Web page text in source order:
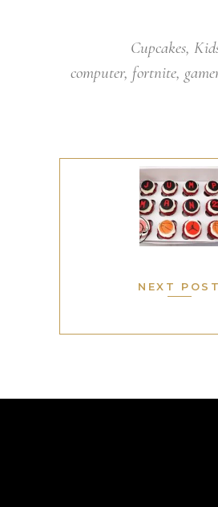
Cupcakes,
computer, fortnite,
NEXT POST